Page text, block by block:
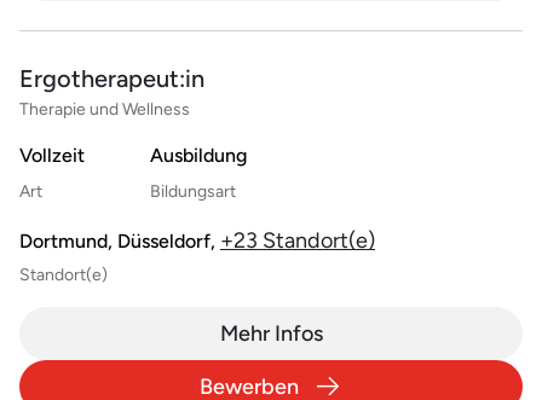
Ergotherapeut:in
Therapie und Wellness
Vollzeit
Art
Ausbildung
Bildungsart
Dortmund, Düsseldorf, +23 Standort(e)
Standort(e)
Mehr Infos
Bewerben